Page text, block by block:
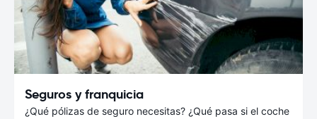
Seguros y franquicia
¿Qué pólizas de seguro necesitas? ¿Qué pasa si el coche